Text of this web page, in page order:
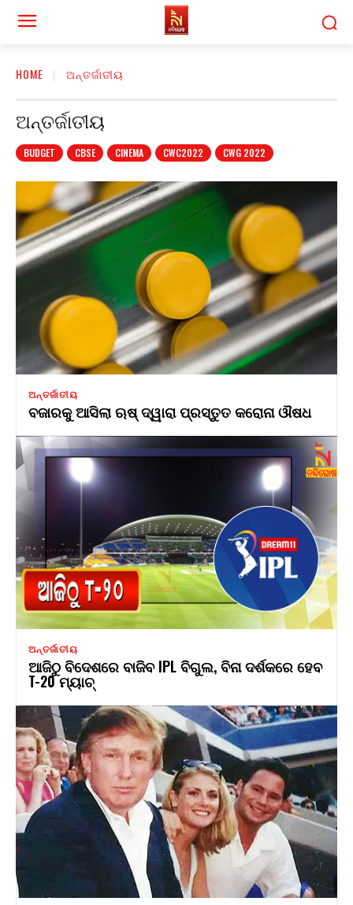
HOME ଅନ୍ତର୍ଜାତୀୟ
ଅନ୍ତର୍ଜାତୀୟ
BUDGET CBSE CINEMA CWC2022 CWG 2022
ଅନ୍ତର୍ଜାତୀୟ
ବଜାରକୁ ଆସିଲା ଋଷ୍ ଦ୍ୱାରା ପ୍ରସ୍ତୁତ କରୋନା ଔଷଧ
ଅନ୍ତର୍ଜାତୀୟ
ଆଜିଠୁ ବିଦେଶରେ ବାଜିବ IPL ବିଗୁଲ, ବିନା ଦର୍ଶକରେ ହେବ
T-20 ମ୍ୟାଚ୍‌